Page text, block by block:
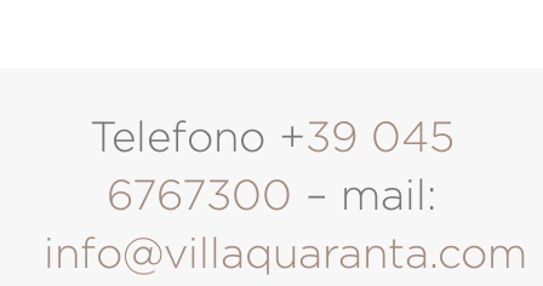
Telefono +39 045
6767300 – mail:
info@villaquaranta.com